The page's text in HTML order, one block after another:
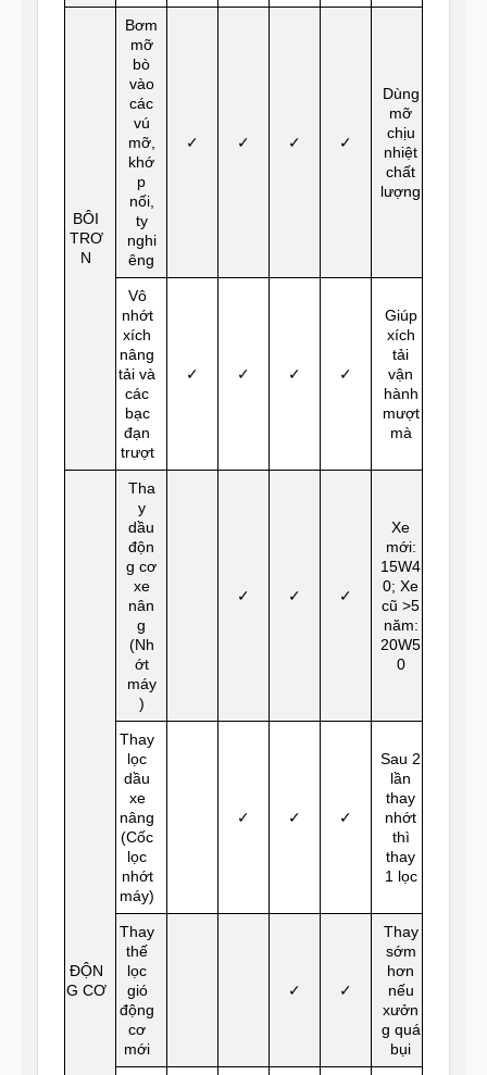
BÔI
TRƠ
N
Bơm
mỡ
bò
vào
các
vú
mỡ,
khớ
p
nối,
ty
nghi
êng
✓ ✓ ✓ ✓
Dùng
mỡ
chịu
nhiệt
chất
lượng
Vô
nhớt
xích
nâng
tải và
các
bạc
đạn
trượt
✓ ✓ ✓ ✓
Giúp
xích
tải
vận
hành
mượt
mà
ĐỘN
G CƠ
Tha
y
dầu
độn
g cơ
xe
nân
g
(Nh
ớt
máy
)
✓ ✓ ✓
Xe
mới:
15W4
0; Xe
cũ >5
năm:
20W5
0
Thay
lọc
dầu
xe
nâng
(Cốc
lọc
nhớt
máy)
✓ ✓ ✓
Sau 2
lần
thay
nhớt
thì
thay
1 lọc
Thay
thế
lọc
gió
động
cơ
mới
✓ ✓
Thay
sớm
hơn
nếu
xưởn
g quá
bụi